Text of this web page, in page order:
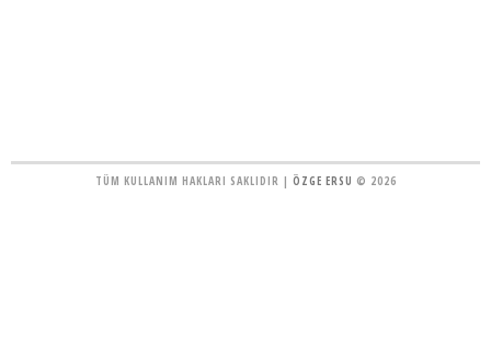
TÜM KULLANIM HAKLARI SAKLIDIR | ÖZGE ERSU © 2026